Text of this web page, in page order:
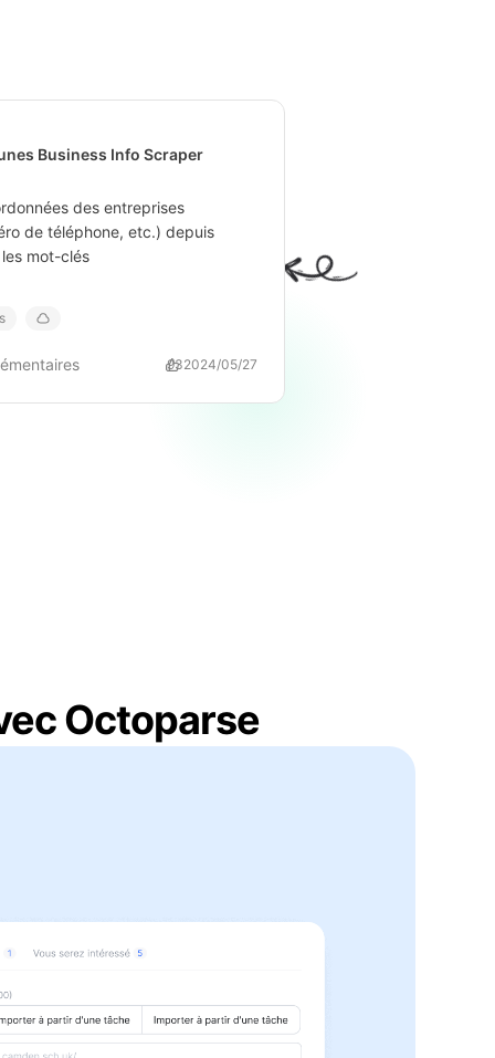
Business Info Scraper
des entreprises
de téléphone, etc.) depuis
mot-clés
932024/05/27
Octoparse